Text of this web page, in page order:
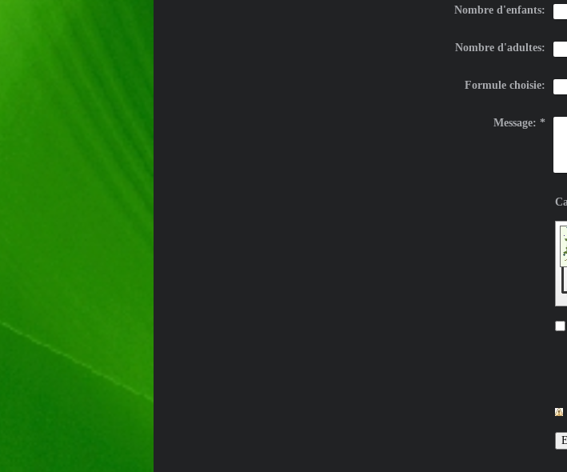
Nombre d'enfants:
Nombre d'adultes:
Formule choisie:
Message: *